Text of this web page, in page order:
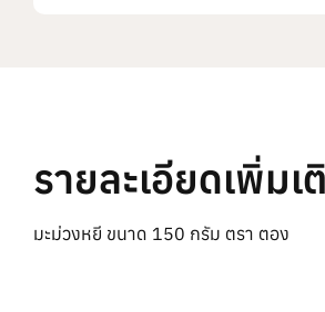
รายละเอียดเพิ่มเ
มะม่วงหยี ขนาด 150 กรัม ตรา ตอง